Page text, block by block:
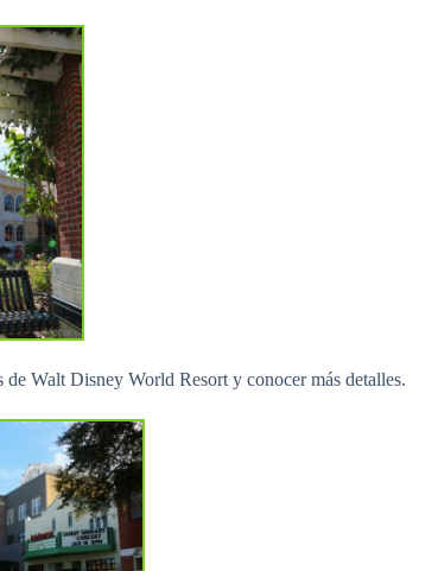
Walt Disney World Resort y conocer más detalles.